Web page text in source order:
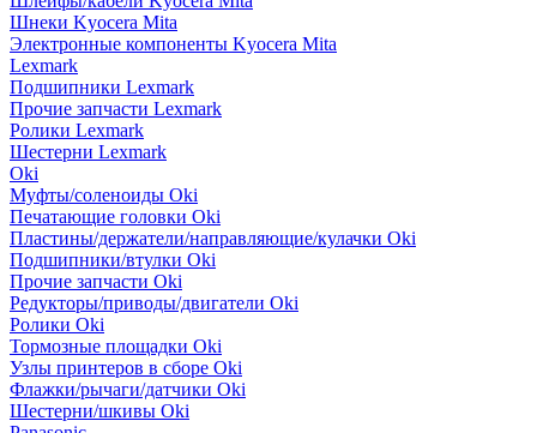
Шнеки Kyocera Mita
Электронные компоненты Kyocera Mita
Lexmark
Подшипники Lexmark
Прочие запчасти Lexmark
Ролики Lexmark
Шестерни Lexmark
Oki
Муфты/соленоиды Oki
Печатающие головки Oki
Пластины/держатели/направляющие/кулачки Oki
Подшипники/втулки Oki
Прочие запчасти Oki
Редукторы/приводы/двигатели Oki
Ролики Oki
Тормозные площадки Oki
Узлы принтеров в сборе Oki
Флажки/рычаги/датчики Oki
Шестерни/шкивы Oki